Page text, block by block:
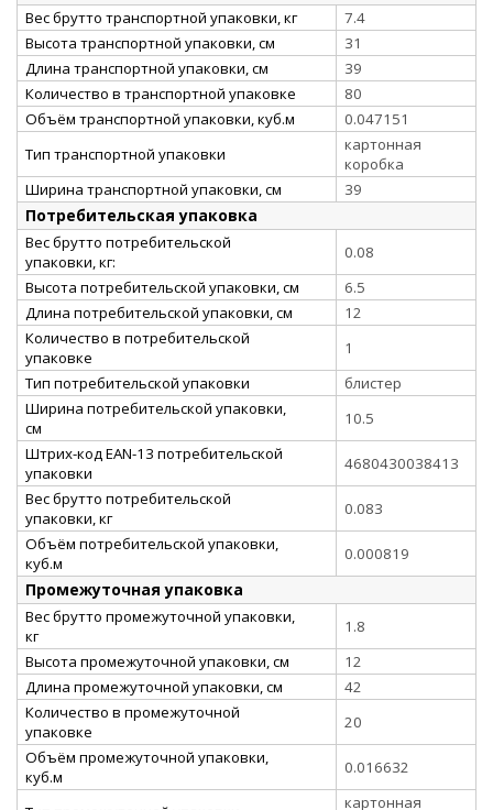
Вес брутто транспортной упаковки, кг
7.4
Высота транспортной упаковки, см
31
Длина транспортной упаковки, см
39
Количество в транспортной упаковке
80
Объём транспортной упаковки, куб.м
0.047151
Тип транспортной упаковки
картонная
коробка
Ширина транспортной упаковки, см
39
Потребительская упаковка
Вес брутто потребительской
упаковки, кг:
0.08
Высота потребительской упаковки, см
6.5
Длина потребительской упаковки, см
12
Количество в потребительской
упаковке
1
Тип потребительской упаковки
блистер
Ширина потребительской упаковки,
см
10.5
Штрих-код EAN-13 потребительской
упаковки
4680430038413
Вес брутто потребительской
упаковки, кг
0.083
Объём потребительской упаковки,
куб.м
0.000819
Промежуточная упаковка
Вес брутто промежуточной упаковки,
кг
1.8
Высота промежуточной упаковки, см
12
Длина промежуточной упаковки, см
42
Количество в промежуточной
упаковке
20
Объём промежуточной упаковки,
куб.м
0.016632
картонная